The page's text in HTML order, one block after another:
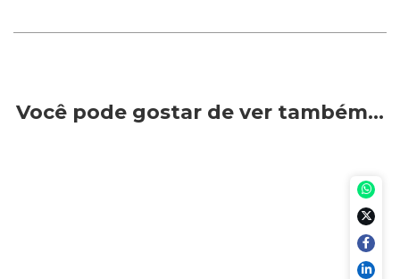
Você pode gostar de ver também…